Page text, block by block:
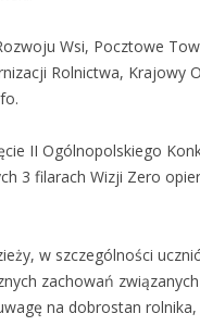
Wsi, Pocztowe
Rolnictwa, Krajowy
II Ogólnopolskiego
3 filarach Wizji Zero
w szczególności
zachowań
na dobrostan